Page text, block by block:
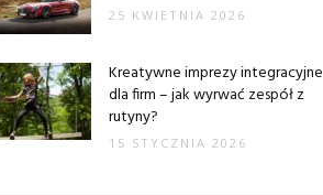
25 KWIETNIA 2026
Kreatywne imprezy integracyjne
dla firm – jak wyrwać zespół z
rutyny?
15 STYCZNIA 2026